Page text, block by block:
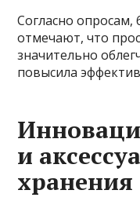
Согласно опросам,
отмечают, что
значительно
повысила
и
хранения